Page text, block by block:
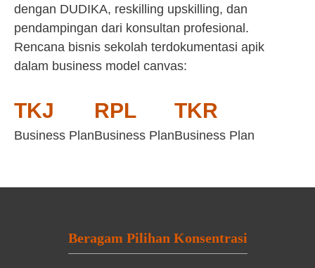
dengan DUDIKA, reskilling upskilling, dan
pendampingan dari konsultan profesional.
Rencana bisnis sekolah terdokumentasi apik
dalam business model canvas:
TKJ
Business Plan
RPL
Business Plan
TKR
Business Plan
Beragam Pilihan Konsentrasi